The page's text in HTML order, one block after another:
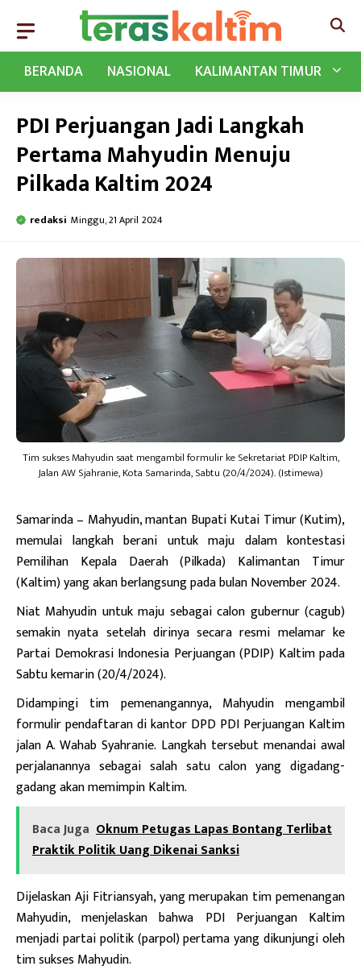
BERANDA
NASIONAL KALIMANTAN TIMUR
PDI Perjuangan Jadi Langkah
Pertama Mahyudin Menuju
Pilkada Kaltim 2024
redaksi Minggu, 21 April 2024
Tim sukses Mahyudin saat mengambil formulir ke Sekretariat PDIP Kaltim,
Jalan AW Sjahranie, Kota Samarinda, Sabtu (20/4/2024). (Istimewa)
Samarinda– Mahyudin, mantan Bupati Kutai Timur (Kutim),
memulai langkah berani untuk maju dalam kontestasi
Pemilihan Kepala Daerah (Pilkada) Kalimantan Timur
(Kaltim) yang akan berlangsung pada bulan November 2024.
Niat Mahyudin untuk maju sebagai calon gubernur (cagub)
semakin nyata setelah dirinya secara resmi melamar ke
Partai Demokrasi Indonesia Perjuangan (PDIP) Kaltim pada
Sabtu kemarin (20/4/2024).
Didampingi tim pemenangannya, Mahyudin mengambil
formulir pendaftaran di kantor DPD PDI Perjuangan Kaltim
jalan A. Wahab Syahranie. Langkah tersebut menandai awal
perjalanannya sebagai salah satu calon yang digadang-
gadang akan memimpin Kaltim.
Baca Juga Oknum Petugas Lapas Bontang Terlibat
Praktik Politik Uang Dikenai Sanksi
Dijelaskan Aji Fitriansyah, yang merupakan tim pemenangan
Mahyudin, menjelaskan bahwa PDI Perjuangan Kaltim
menjadi partai politik (parpol) pertama yang dikunjungi oleh
tim sukses Mahyudin.